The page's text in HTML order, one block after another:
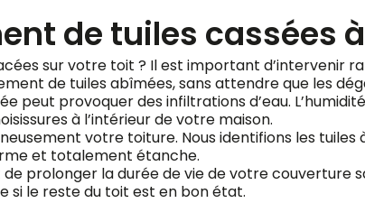
de tuiles
sur votre toit ? Il est important
de tuiles abîmées, sans attendre que les
peut provoquer des infiltrations d’eau.
à l’intérieur de votre maison.
votre toiture. Nous identifions les
et totalement étanche.
prolonger la durée de vie de votre couverture
si le reste du toit est en bon état.